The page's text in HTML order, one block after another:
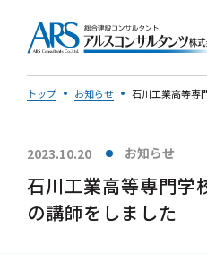
取り組み
社長メッセージ
トップ お知らせ
2023.10.20 お知らせ
石川工業高等専門学
の講師をしました